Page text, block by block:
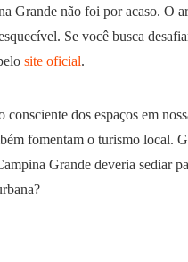
Grande não foi por acaso. O
Se você busca
site oficial.
dos espaços em
fomentam o turismo local.
Grande deveria sediar